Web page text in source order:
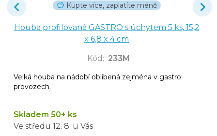
Kupte více, zaplatíte méně
Houba profilovaná GASTRO s úchytem 5 ks, 15,2
x 6,8 x 4 cm
Kód : 233M
Velká houba na nádobí oblíbená zejména v gastro
provozech.
Skladem 50+ ks
Ve středu 12. 8. u Vás